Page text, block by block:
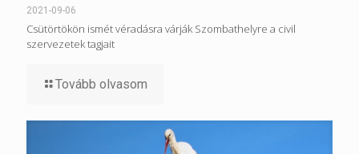
2021-09-06
Csütörtökön ismét véradásra várják Szombathelyre a civil
szervezetek tagjait
Tovább olvasom